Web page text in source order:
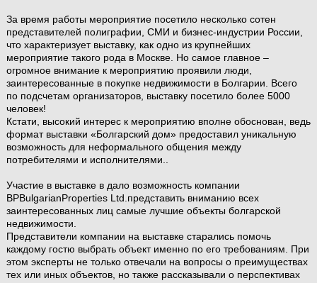
За время работы мероприятие посетило несколько сотен
представителей полиграфии, СМИ и бизнес-индустрии России,
что характеризует выставку, как одно из крупнейших
мероприятие такого рода в Москве. Но самое главное –
огромное внимание к мероприятию проявили люди,
заинтересованные в покупке недвижимости в Болгарии. Всего
по подсчетам организаторов, выставку посетило более 5000
человек!
Кстати, высокий интерес к мероприятию вполне обоснован, ведь
формат выставки «Болгарский дом» предоставил уникальную
возможность для неформального общения между
потребителями и исполнителями..
Участие в выставке в дало возможность компании
BPBulgarianProperties Ltd.представить вниманию всех
заинтересованных лиц самые лучшие объекты болгарской
недвижимости.
Представители компании на выставке старались помочь
каждому гостю выбрать объект именно по его требованиям. При
этом эксперты не только отвечали на вопросы о преимуществах
тех или иных объектов, но также рассказывали о перспективах